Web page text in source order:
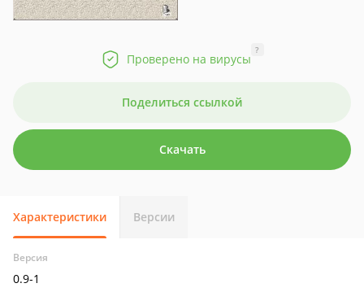
Проверено на вирусы
?
Поделиться ссылкой
Скачать
Характеристики Версии
Версия
0.9-1